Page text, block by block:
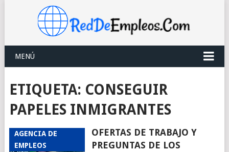
MENÚ
ETIQUETA: CONSEGUIR
PAPELES INMIGRANTES
AGENCIA DE
EMPLEOS
OFERTAS DE TRABAJO Y
PREGUNTAS DE LOS